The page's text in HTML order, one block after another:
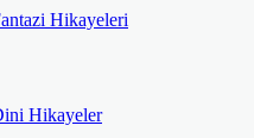
Hikayeleri
Hikayeler